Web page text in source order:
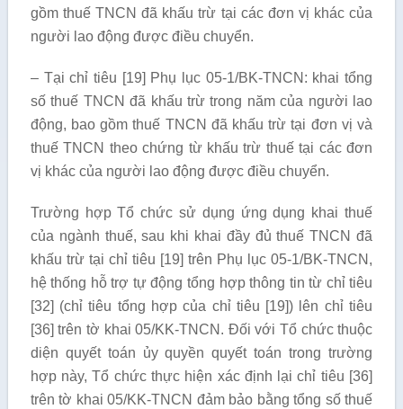
gồm thuế TNCN đã khấu trừ tại các đơn vị khác của
người lao động được điều chuyển.
– Tại chỉ tiêu [19] Phụ lục 05-1/BK-TNCN: khai tổng
số thuế TNCN đã khấu trừ trong năm của người lao
động, bao gồm thuế TNCN đã khấu trừ tại đơn vị và
thuế TNCN theo chứng từ khấu trừ thuế tại các đơn
vị khác của người lao động được điều chuyển.
Trường hợp Tổ chức sử dụng ứng dụng khai thuế
của ngành thuế, sau khi khai đầy đủ thuế TNCN đã
khấu trừ tại chỉ tiêu [19] trên Phụ lục 05-1/BK-TNCN,
hệ thống hỗ trợ tự động tổng hợp thông tin từ chỉ tiêu
[32] (chỉ tiêu tổng hợp của chỉ tiêu [19]) lên chỉ tiêu
[36] trên tờ khai 05/KK-TNCN. Đối với Tổ chức thuộc
diện quyết toán ủy quyền quyết toán trong trường
hợp này, Tổ chức thực hiện xác định lại chỉ tiêu [36]
trên tờ khai 05/KK-TNCN đảm bảo bằng tổng số thuế